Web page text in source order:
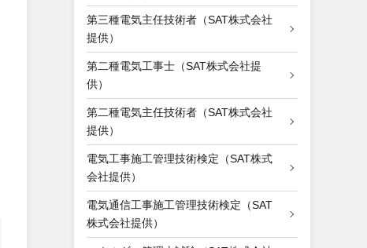
第三種電気主任技術者（SAT株式会社
提供）
第二種電気工事士（SAT株式会社提
供）
第二種電気主任技術者（SAT株式会社
提供）
電気工事施工管理技術検定（SAT株式
会社提供）
電気通信工事施工管理技術検定（SAT
株式会社提供）